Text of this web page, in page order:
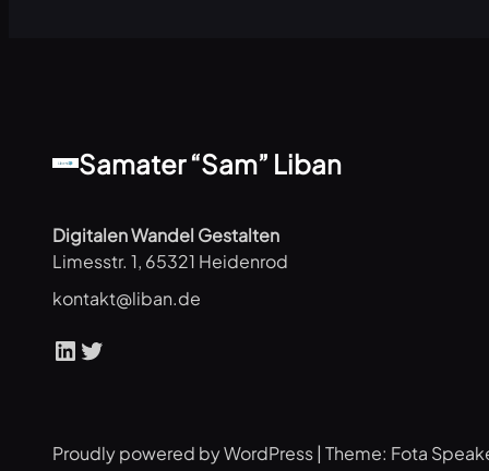
Samater “Sam” Liban
Digitalen Wandel Gestalten
Limesstr. 1, 65321 Heidenrod
kontakt@liban.de
LinkedIn Twitter
Proudly powered by WordPress | Theme: Fota